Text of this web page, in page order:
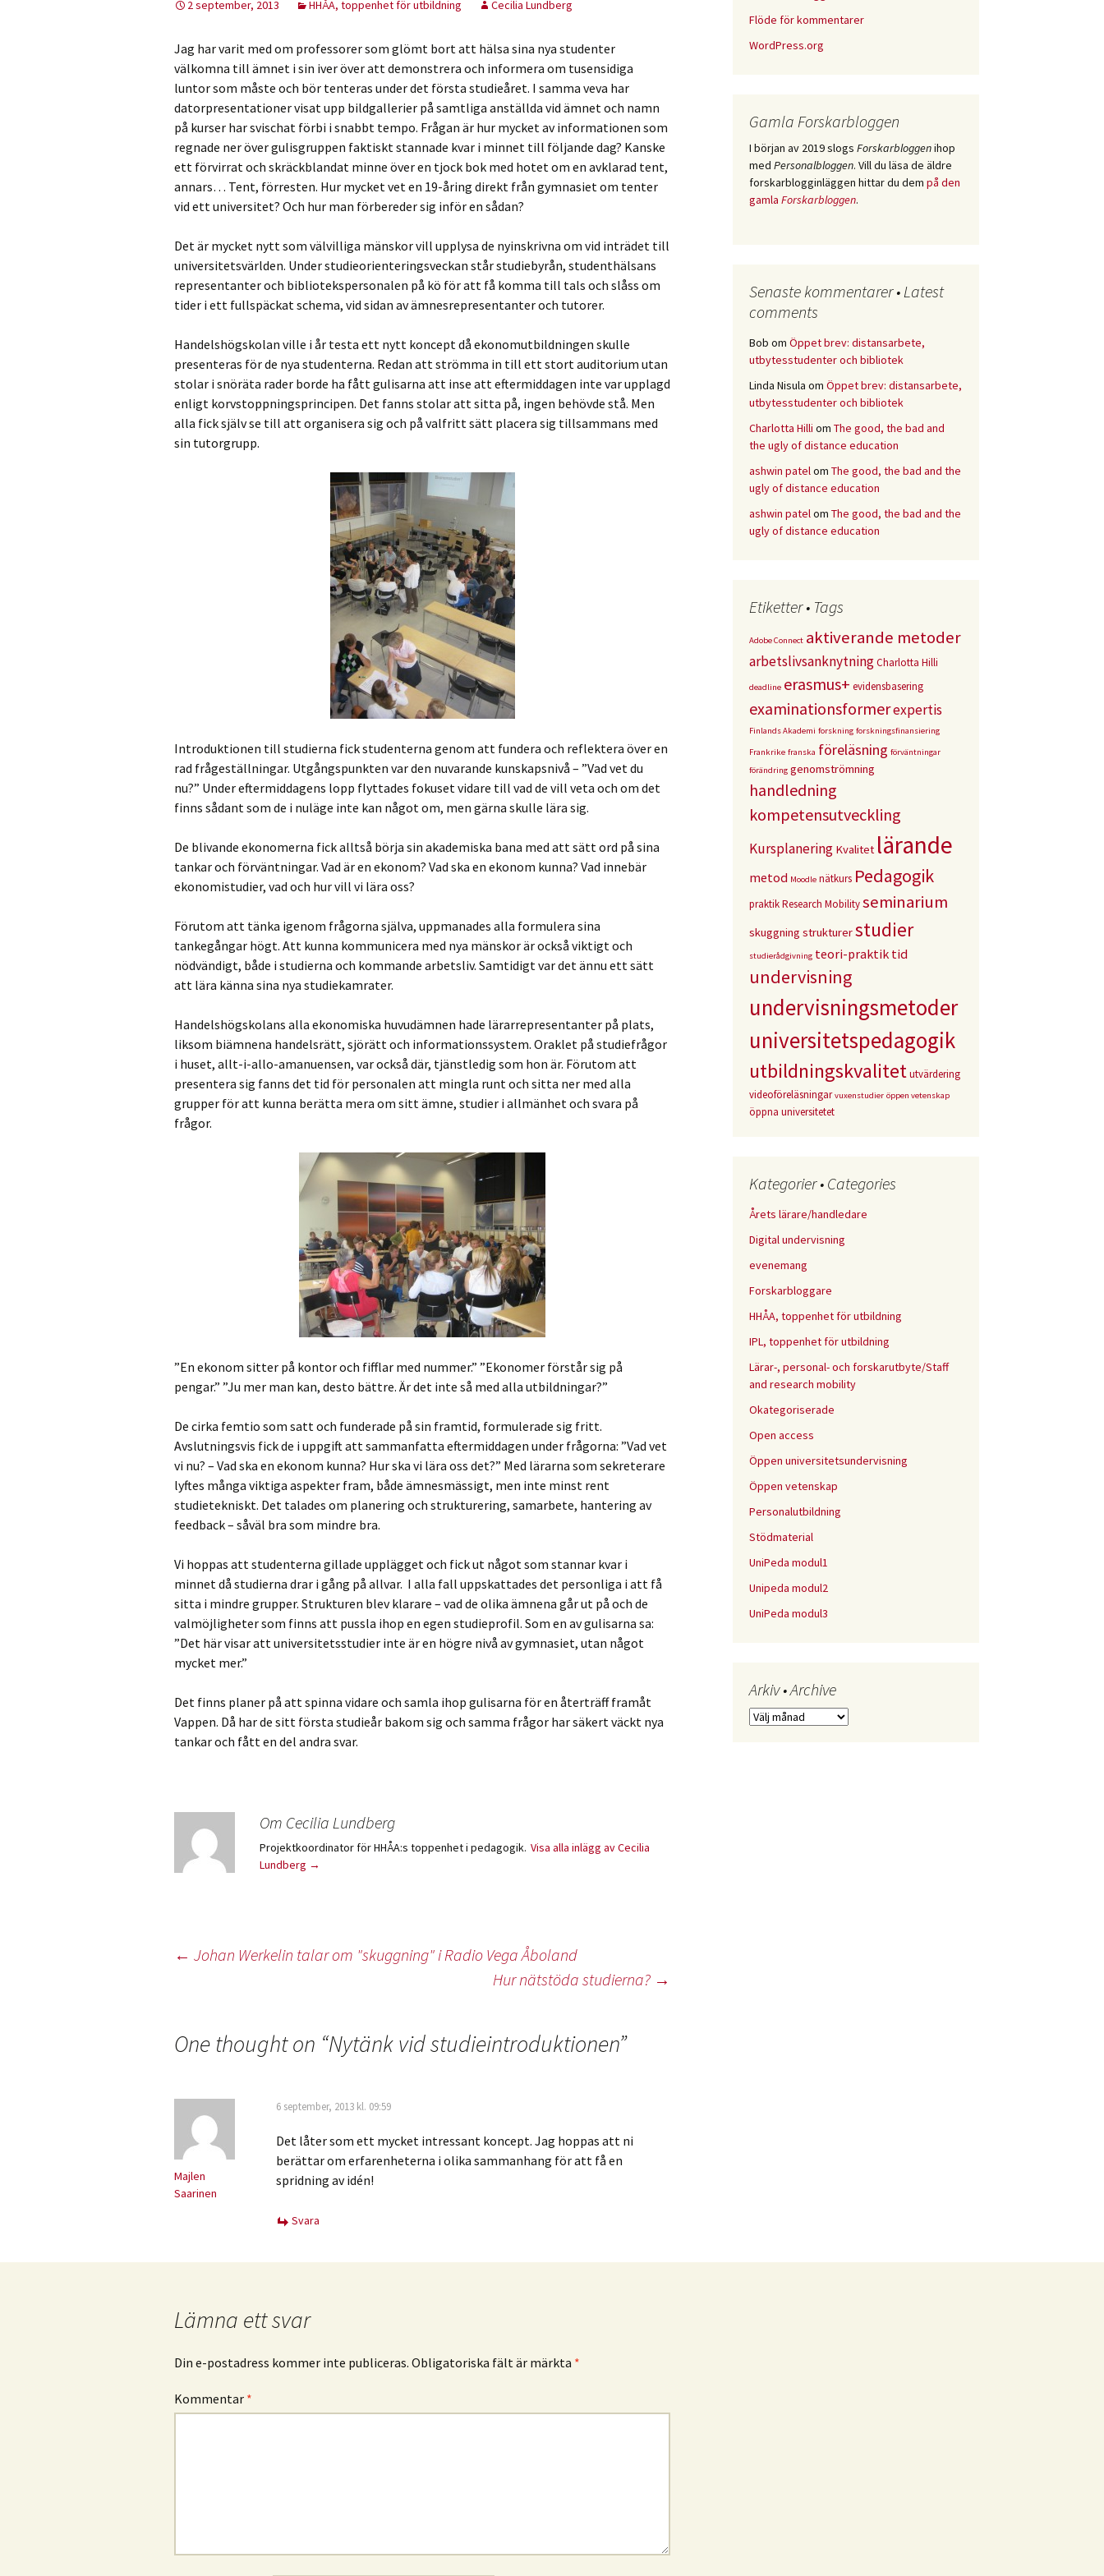
2 september, 2013 HHÅA, toppenhet för utbildning Cecilia Lundberg
Jag har varit med om professorer som glömt bort att hälsa sina nya studenter
välkomna till ämnet i sin iver över att demonstrera och informera om tusensidiga
luntor som måste och bör tenteras under det första studieåret. I samma veva har
datorpresentationer visat upp bildgallerier på samtliga anställda vid ämnet och namn
på kurser har svischat förbi i snabbt tempo. Frågan är hur mycket av informationen som
regnade ner över gulisgruppen faktiskt stannade kvar i minnet till följande dag? Kanske
ett förvirrat och skräckblandat minne över en tjock bok med hotet om en avklarad tent,
annars… Tent, förresten. Hur mycket vet en 19-åring direkt från gymnasiet om tenter
vid ett universitet? Och hur man förbereder sig inför en sådan?
Det är mycket nytt som välvilliga mänskor vill upplysa de nyinskrivna om vid inträdet till
universitetsvärlden. Under studieorienteringsveckan står studiebyrån, studenthälsans
representanter och bibliotekspersonalen på kö för att få komma till tals och slåss om
tider i ett fullspäckat schema, vid sidan av ämnesrepresentanter och tutorer.
Handelshögskolan ville i år testa ett nytt koncept då ekonomutbildningen skulle
presenteras för de nya studenterna. Redan att strömma in till ett stort auditorium utan
stolar i snöräta rader borde ha fått gulisarna att inse att eftermiddagen inte var upplagd
enligt korvstoppningsprincipen. Det fanns stolar att sitta på, ingen behövde stå. Men
alla fick själv se till att organisera sig och på valfritt sätt placera sig tillsammans med
sin tutorgrupp.
Introduktionen till studierna fick studenterna genom att fundera och reflektera över en
rad frågeställningar. Utgångspunkten var den nuvarande kunskapsnivå – ”Vad vet du
nu?” Under eftermiddagens lopp flyttades fokuset vidare till vad de vill veta och om det
finns sådant som de i nuläge inte kan något om, men gärna skulle lära sig.
De blivande ekonomerna fick alltså börja sin akademiska bana med att sätt ord på sina
tankar och förväntningar. Vad är en ekonom? Vad ska en ekonom kunna? Vad innebär
ekonomistudier, vad och hur vill vi lära oss?
Förutom att tänka igenom frågorna själva, uppmanades alla formulera sina
tankegångar högt. Att kunna kommunicera med nya mänskor är också viktigt och
nödvändigt, både i studierna och kommande arbetsliv. Samtidigt var det ännu ett sätt
att lära känna sina nya studiekamrater.
Handelshögskolans alla ekonomiska huvudämnen hade lärarrepresentanter på plats,
liksom biämnena handelsrätt, sjörätt och informationssystem. Oraklet på studiefrågor
i huset, allt-i-allo-amanuensen, var också där, tjänstledig som hon är. Förutom att
presentera sig fanns det tid för personalen att mingla runt och sitta ner med alla
grupper för att kunna berätta mera om sitt ämne, studier i allmänhet och svara på
frågor.
”En ekonom sitter på kontor och fifflar med nummer.” ”Ekonomer förstår sig på
pengar.” ”Ju mer man kan, desto bättre. Är det inte så med alla utbildningar?”
De cirka femtio som satt och funderade på sin framtid, formulerade sig fritt.
Avslutningsvis fick de i uppgift att sammanfatta eftermiddagen under frågorna: ”Vad vet
vi nu? – Vad ska en ekonom kunna? Hur ska vi lära oss det?” Med lärarna som sekreterare
lyftes många viktiga aspekter fram, både ämnesmässigt, men inte minst rent
studietekniskt. Det talades om planering och strukturering, samarbete, hantering av
feedback – såväl bra som mindre bra.
Vi hoppas att studenterna gillade upplägget och fick ut något som stannar kvar i
minnet då studierna drar i gång på allvar. I alla fall uppskattades det personliga i att få
sitta i mindre grupper. Strukturen blev klarare – vad de olika ämnena går ut på och de
valmöjligheter som finns att pussla ihop en egen studieprofil. Som en av gulisarna sa:
”Det här visar att universitetsstudier inte är en högre nivå av gymnasiet, utan något
mycket mer.”
Det finns planer på att spinna vidare och samla ihop gulisarna för en återträff framåt
Vappen. Då har de sitt första studieår bakom sig och samma frågor har säkert väckt nya
tankar och fått en del andra svar.
Om Cecilia Lundberg
Projektkoordinator för HHÅA:s toppenhet i pedagogik. Visa alla inlägg av Cecilia
Lundberg →
Inläggsnavigering
← Johan Werkelin talar om "skuggning" i Radio Vega Åboland
Hur nätstöda studierna? →
One thought on “Nytänk vid studieintroduktionen”
Majlen
Saarinen
6 september, 2013 kl. 09:59
Det låter som ett mycket intressant koncept. Jag hoppas att ni
berättar om erfarenheterna i olika sammanhang för att få en
spridning av idén!
Svara
Lämna ett svar
Din e-postadress kommer inte publiceras. Obligatoriska fält är märkta *
Kommentar *
Flöde för kommentarer
WordPress.org
Gamla Forskarbloggen
I början av 2019 slogs Forskarbloggenihop
med Personalbloggen. Vill du läsa de äldre
forskarblogginläggen hittar du dem på den
gamla Forskarbloggen.
Senaste kommentarer • Latest
comments
Bob om Öppet brev: distansarbete,
utbytesstudenter och bibliotek
Linda Nisula om Öppet brev: distansarbete,
utbytesstudenter och bibliotek
Charlotta Hilli om The good, the bad and
the ugly of distance education
ashwin patelom The good, the bad and the
ugly of distance education
ashwin patelom The good, the bad and the
ugly of distance education
Etiketter • Tags
Adobe Connect aktiverande metoder
arbetslivsanknytningCharlotta Hilli
deadline erasmus+ evidensbasering
examinationsformerexpertis
Finlands Akademi forskning forskningsfinansiering
Frankrike franska föreläsning förväntningar
förändring genomströmning
handledning
kompetensutveckling
Kursplanering Kvalitet lärande
metod Moodle nätkurs Pedagogik
praktikResearch Mobilityseminarium
skuggning strukturerstudier
studierådgivning teori-praktik tid
undervisning
undervisningsmetoder
universitetspedagogik
utbildningskvalitetutvärdering
videoföreläsningar vuxenstudier öppen vetenskap
öppna universitetet
Kategorier • Categories
Årets lärare/handledare
Digital undervisning
evenemang
Forskarbloggare
HHÅA, toppenhet för utbildning
IPL, toppenhet för utbildning
Lärar-, personal- och forskarutbyte/Staff
and research mobility
Okategoriserade
Open access
Öppen universitetsundervisning
Öppen vetenskap
Personalutbildning
Stödmaterial
UniPeda modul1
Unipeda modul2
UniPeda modul3
Arkiv • Archive
Arkiv